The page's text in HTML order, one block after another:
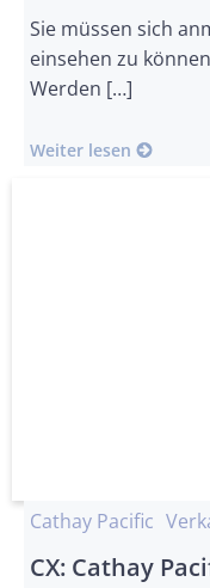
Sie müssen sich
einsehen zu
Werden […]
Weiter lesen
Cathay Pacific
CX: Cathay